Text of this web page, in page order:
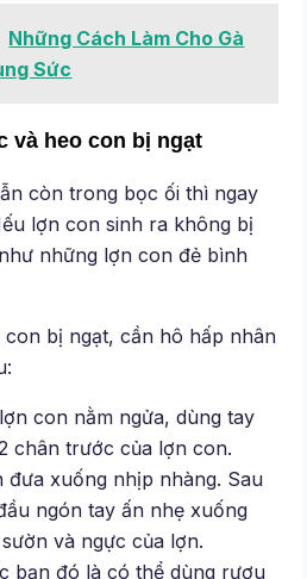
Những Cách Làm Cho Gà
Sức
và heo con bị ngạt
còn trong bọc ối thì ngay
lợn con sinh ra không bị
những lợn con đẻ bình
bị ngạt, cần hô hấp nhân
con nằm ngửa, dùng tay
chân trước của lợn con.
đưa xuống nhịp nhàng. Sau
ngón tay ấn nhẹ xuống
và ngực của lợn.
bạn đó là có thể dùng rượu